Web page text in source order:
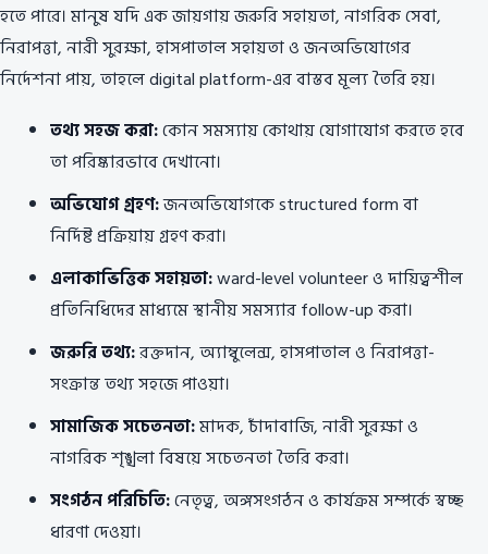
হতে পারে। মানুষ যদি এক জায়গায় জরুরি সহায়তা, নাগরিক সেবা,
নিরাপত্তা, নারী সুরক্ষা, হাসপাতাল সহায়তা ও জনঅভিযোগের
নির্দেশনা পায়, তাহলে digital platform-এর বাস্তব মূল্য তৈরি হয়।
তথ্য সহজ করা:কোন সমস্যায় কোথায় যোগাযোগ করতে হবে
তা পরিষ্কারভাবে দেখানো।
অভিযোগ গ্রহণ:জনঅভিযোগকে structured form বা
নির্দিষ্ট প্রক্রিয়ায় গ্রহণ করা।
এলাকাভিত্তিক সহায়তা:ward-level volunteer ও দায়িত্বশীল
প্রতিনিধিদের মাধ্যমে স্থানীয় সমস্যার follow-up করা।
জরুরি তথ্য:রক্তদান, অ্যাম্বুলেন্স, হাসপাতাল ও নিরাপত্তা-
সংক্রান্ত তথ্য সহজে পাওয়া।
সামাজিক সচেতনতা:মাদক, চাঁদাবাজি, নারী সুরক্ষা ও
নাগরিক শৃঙ্খলা বিষয়ে সচেতনতা তৈরি করা।
সংগঠন পরিচিতি:নেতৃত্ব, অঙ্গসংগঠন ও কার্যক্রম সম্পর্কে স্বচ্ছ
ধারণা দেওয়া।